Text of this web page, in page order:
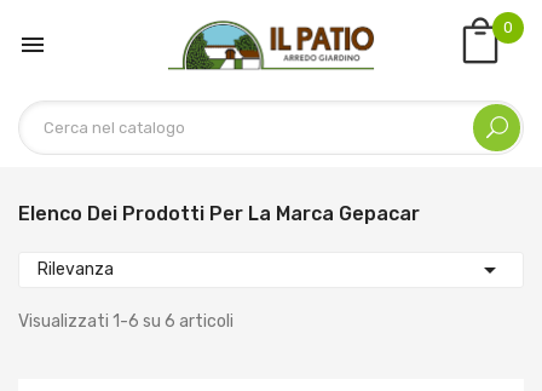

0
Elenco Dei Prodotti Per La Marca Gepacar
Rilevanza 
Visualizzati 1-6 su 6 articoli